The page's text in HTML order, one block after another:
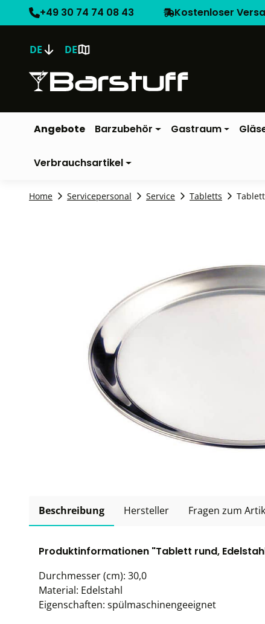
+49 30 74 74 08 43 Kostenloser
DE DE
Angebote Barzubehör Gastraum
Verbrauchsartikel
Home Servicepersonal Service Tabletts
Beschreibung Hersteller Fragen zum
Produktinformationen "Tablett rund,
Durchmesser (cm): 30,0
Material: Edelstahl
Eigenschaften: spülmaschinengeeignet